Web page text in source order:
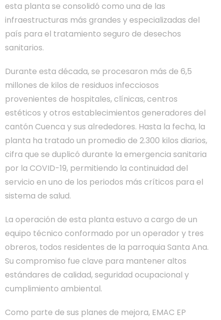
esta planta se consolidó como una de las
infraestructuras más grandes y especializadas del
país para el tratamiento seguro de desechos
sanitarios.
Durante esta década, se procesaron más de 6,5
millones de kilos de residuos infecciosos
provenientes de hospitales, clínicas, centros
estéticos y otros establecimientos generadores del
cantón Cuenca y sus alrededores. Hasta la fecha, la
planta ha tratado un promedio de 2.300 kilos diarios,
cifra que se duplicó durante la emergencia sanitaria
por la COVID-19, permitiendo la continuidad del
servicio en uno de los periodos más críticos para el
sistema de salud.
La operación de esta planta estuvo a cargo de un
equipo técnico conformado por un operador y tres
obreros, todos residentes de la parroquia Santa Ana.
Su compromiso fue clave para mantener altos
estándares de calidad, seguridad ocupacional y
cumplimiento ambiental.
Como parte de sus planes de mejora, EMAC EP